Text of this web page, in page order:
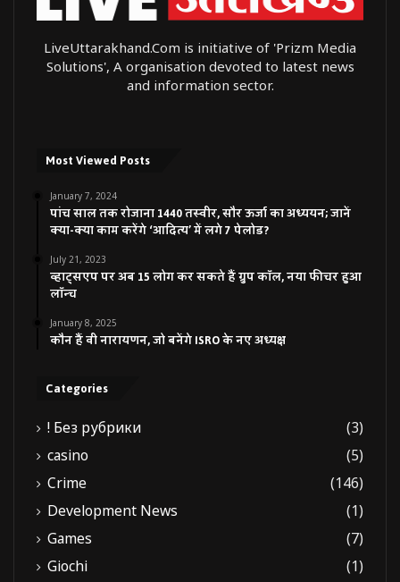
LiveUttarakhand.Com is initiative of 'Prizm Media
Solutions', A organisation devoted to latest news
and information sector.
Most Viewed Posts
January 7, 2024
पांच साल तक रोजाना 1440 तस्वीर, सौर ऊर्जा का अध्ययन; जानें
क्या-क्या काम करेंगे ‘आदित्य’ में लगे 7 पेलोड?
July 21, 2023
व्हाट्सएप पर अब 15 लोग कर सकते हैं ग्रुप कॉल, नया फीचर हुआ
लॉन्च
January 8, 2025
कौन हैं वी नारायणन, जो बनेंगे ISRO के नए अध्यक्ष
Categories
! Без рубрики
(3)
casino
(5)
Crime
(146)
Development News
(1)
Games
(7)
Giochi
(1)